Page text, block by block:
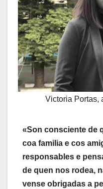
Victoria Portas,
«Son consciente de
coa familia e cos
responsables e
de quen nos rodea,
vense obrigadas a